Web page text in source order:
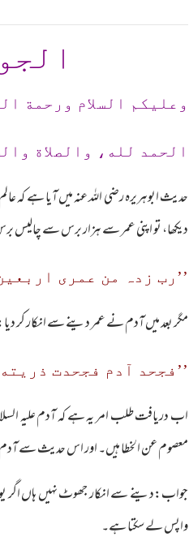
وعلیکم السلام ورحمة
الحمد لله، والصلاة
حدیث ابوہریرہ رضی اللہ عنہ میں آیا ہے کہ
دیکھا، تو اپنی عمر سے ہزار برس سے چالیس
’’رب زدہ من عمری
مگر بعد میں آدم نے عمر دینے سے انکار کر
’’فجحد آدم فجحدت ذریته
اب دریافت طلب امر یہ ہے کہ آدم علیہ السلام
معصوم عن الخطا ہیں۔ اور اس حدیث سے آدم
جواب:دینے سے انکار جھوٹ نہیں ہاں اگر
واپس لے سکتا ہے۔